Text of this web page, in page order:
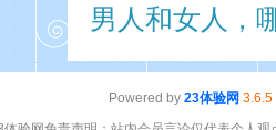
男人和女人，
Powered by 23体验网 3.6.5